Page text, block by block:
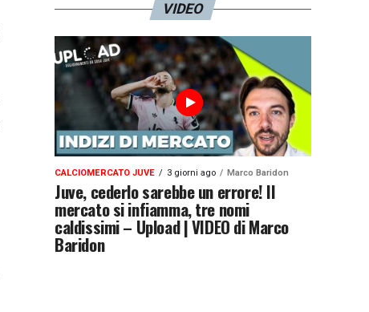
VIDEO
CALCIOMERCATO JUVE 3 giorni ago Marco Baridon
Juve, cederlo sarebbe un errore! Il
mercato si infiamma, tre nomi
caldissimi – Upload | VIDEO di Marco
Baridon